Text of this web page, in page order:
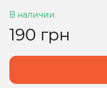
В наличии
190 грн